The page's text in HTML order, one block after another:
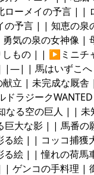
ローメイの予言 | |
の予言 | | 知恵の泉
気の泉の女神像 |
しもの | | ▶ミニチ
| |—| | 馬はいずこへ
立 | 未完成な厩舎
ドラジーク
なる空の巨人 | | 未
巨大な影 | | 馬番の
る絵 | | コッコ捕獲
る絵 | | 憧れの荷馬
| ゲンコの手料理 |